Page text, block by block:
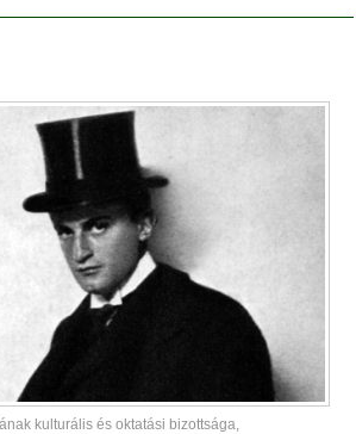
kulturális és oktatási bizottsága,